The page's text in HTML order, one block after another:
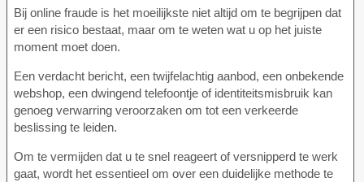
Bij online fraude is het moeilijkste niet altijd om te begrijpen dat
er een risico bestaat, maar om te weten wat u op het juiste
moment moet doen.
Een verdacht bericht, een twijfelachtig aanbod, een onbekende
webshop, een dwingend telefoontje of identiteitsmisbruik kan
genoeg verwarring veroorzaken om tot een verkeerde
beslissing te leiden.
Om te vermijden dat u te snel reageert of versnipperd te werk
gaat, wordt het essentieel om over een duidelijke methode te